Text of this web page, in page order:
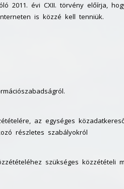
2011. évi CXII. törvény előírja,
is közzé kell tenniük.
az egységes
részletes szabályokról
szükséges közzétételi